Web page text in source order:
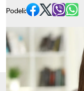
Podeli: